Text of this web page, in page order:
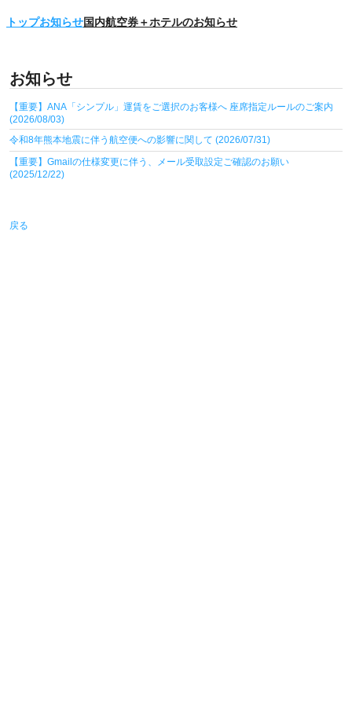
トップお知らせ国内航空券＋ホテルのお知らせ
お知らせ
【重要】ANA「シンプル」運賃をご選択のお客様へ 座席指定ルールのご案内
(2026/08/03)
令和8年熊本地震に伴う航空便への影響に関して (2026/07/31)
【重要】Gmailの仕様変更に伴う、メール受取設定ご確認のお願い
(2025/12/22)
戻る